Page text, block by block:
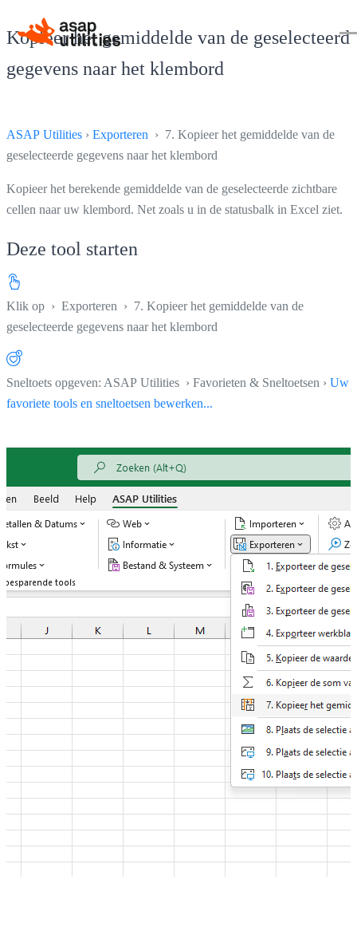
Kopieer het gemiddelde van de
gegevens naar het klembord
ASAP Utilities › Exporteren › 7. Kopieer het gemiddelde van de
geselecteerde gegevens naar het klembord
Kopieer het berekende gemiddelde van de geselecteerde zichtbare
cellen naar uw klembord. Net zoals u in de statusbalk in Excel ziet.
Deze tool starten
Klik op › Exporteren › 7. Kopieer het gemiddelde van de
geselecteerde gegevens naar het klembord
Sneltoets opgeven: ASAP Utilities › Favorieten & Sneltoetsen › Uw
favoriete tools en sneltoetsen bewerken...